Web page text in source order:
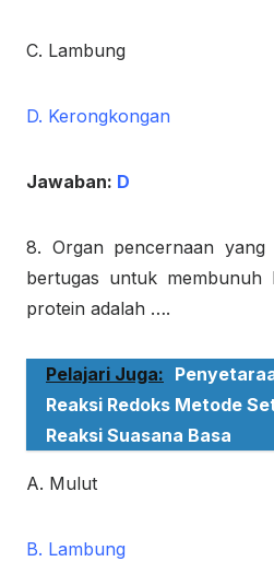
C. Lambung
D. Kerongkongan
Jawaban: D
8. Organ pencernaan yang
bertugas untuk membunuh
protein adalah ….
Pelajari Juga:
Reaksi Redoks Metode
Reaksi Suasana Basa
A. Mulut
B. Lambung